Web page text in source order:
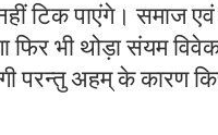
टिक पाएंगे। समाज
भी थोड़ा संयम
अहम् के कारण